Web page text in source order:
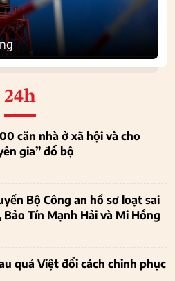
24h
căn nhà ở xã hội và cho
gia” đổ bộ
Bộ Công an hồ sơ loạt sai
Bảo Tín Mạnh Hải và Mi Hồng
quả Việt đổi cách chinh phục